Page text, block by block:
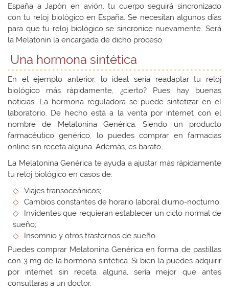
España a Japón en avión, tu cuerpo seguirá sincronizado
con tu reloj biológico en España. Se necesitan algunos días
para que tu reloj biológico se sincronice nuevamente. Será
la Melatonin la encargada de dicho proceso.
Una hormona sintética
En el ejemplo anterior, lo ideal sería readaptar tu reloj
biológico más rápidamente, ¿cierto? Pues hay buenas
noticias. La hormona reguladora se puede sintetizar en el
laboratorio. De hecho está a la venta por internet con el
nombre de Melatonina Genérica. Siendo un producto
farmacéutico genérico, lo puedes comprar en farmacias
online sin receta alguna. Además, es barato.
La Melatonina Genérica te ayuda a ajustar más rápidamente
tu reloj biológico en casos de:
Viajes transoceánicos;
Cambios constantes de horario laboral diurno-nocturno;
Invidentes que requieran establecer un ciclo normal de
sueño;
Insomnio y otros trastornos de sueño.
Puedes comprar Melatonina Genérica en forma de pastillas
con 3 mg de la hormona sintética. Si bien la puedes adquirir
por internet sin receta alguna, sería mejor que antes
consultaras a un doctor.